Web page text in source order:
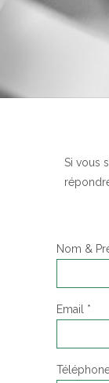
Si vous
Nom &
Email *